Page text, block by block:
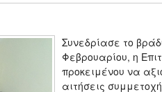
Συνεδρίασε το
Φεβρουαρίου, η
προκειμένου να
αιτήσεις